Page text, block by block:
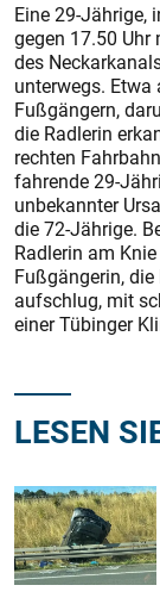
Eine 29-Jährige,
gegen 17.50
des
unterwegs. Etwa
Fußgängern,
die Radlerin
rechten
fahrende 29-
unbekannter
die 72-Jährige.
Radlerin am
Fußgängerin,
aufschlug, mit
einer Tübinger
LESEN